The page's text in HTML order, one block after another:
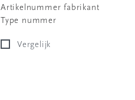
Artikelnummer fabrikant
Type nummer
Vergelijk